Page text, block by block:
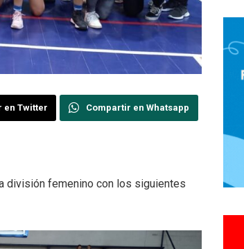
en Twitter Compartir en Whatsapp
división femenino con los siguientes